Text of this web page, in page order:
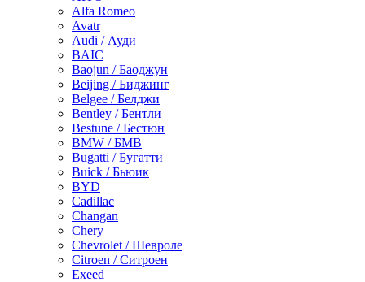
Alfa Romeo
Avatr
Audi / Ауди
BAIC
Baojun / Баоджун
Beijing / Биджинг
Belgee / Белджи
Bentley / Бентли
Bestune / Бестюн
BMW / БМВ
Bugatti / Бугатти
Buick / Бьюик
BYD
Cadillac
Changan
Chery
Chevrolet / Шевроле
Citroen / Ситроен
Exeed